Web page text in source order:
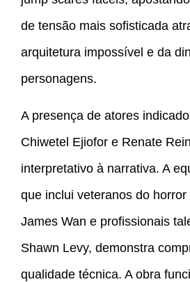
de tensão mais sofisticada
arquitetura impossível e da
personagens.
A presença de atores
Chiwetel Ejiofor e Renate
interpretativo à narrativa. A
que inclui veteranos do
James Wan e profissionais
Shawn Levy, demonstra
qualidade técnica. A obra